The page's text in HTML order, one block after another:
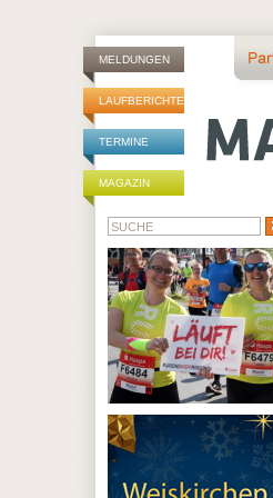
MELDUNGEN
LAUFBERICHTE
TERMINE
MAGAZIN